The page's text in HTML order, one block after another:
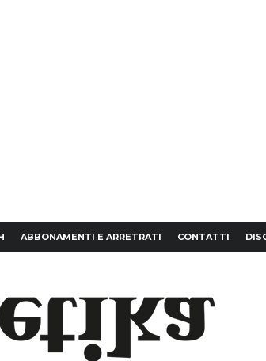
ABBONAMENTI E ARRETRATI CONTATTI